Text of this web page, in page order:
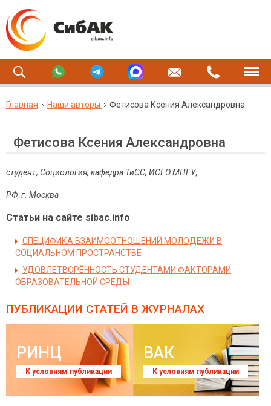
Главная Наши авторы Фетисова Ксения Александровна
Фетисова Ксения Александровна
студент, Социология, кафедра ТиСС, ИСГО МПГУ,
РФ, г. Москва
Статьи на сайте sibac.info
СПЕЦИФИКА ВЗАИМООТНОШЕНИЙ МОЛОДЕЖИ В
СОЦИАЛЬНОМ ПРОСТРАНСТВЕ
УДОВЛЕТВОРЁННОСТЬ СТУДЕНТАМИ ФАКТОРАМИ
ОБРАЗОВАТЕЛЬНОЙ СРЕДЫ
ПУБЛИКАЦИИ СТАТЕЙ В ЖУРНАЛАХ
РИНЦ
К условиям публикации
ВАК
К условиям публикации